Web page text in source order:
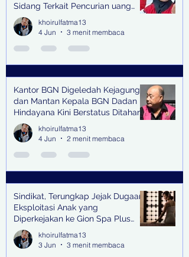
Sidang Terkait Pencurian uang
senilai Rp1,285 M di PN Surabaya
khoirulfatma13
4 Jun
3 menit membaca
Kantor BGN Digeledah Kejagung
dan Mantan Kepala BGN Dadan
Hindayana Kini Berstatus Ditahan
khoirulfatma13
4 Jun
2 menit membaca
Sindikat, Terungkap Jejak Dugaan
Eksploitasi Anak yang
Diperkejakan ke Gion Spa Plus
and Pub Surabaya,
khoirulfatma13
3 Jun
3 menit membaca